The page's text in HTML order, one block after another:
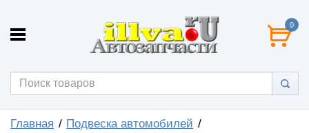
0
Главная
Подвеска автомобилей